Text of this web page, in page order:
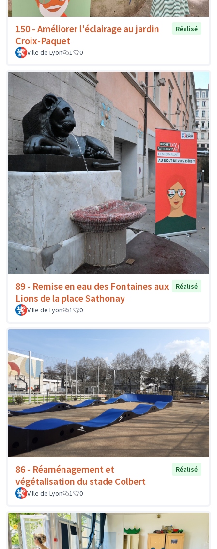
150 - Améliorer l'éclairage au jardin
Croix-Paquet
Réalisé
Ville de Lyon 1 0
89 - Remise en eau des Fontaines aux
Lions de la place Sathonay
Réalisé
Ville de Lyon 1 0
86 - Réaménagement et
végétalisation du stade Colbert
Réalisé
Ville de Lyon 1 0